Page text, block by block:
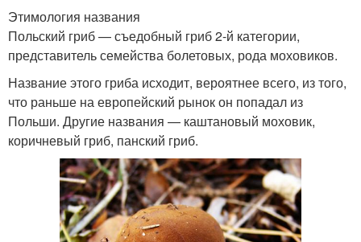
Этимология названия
Польский гриб — съедобный гриб 2-й категории,
представитель семейства болетовых, рода моховиков.
Название этого гриба исходит, вероятнее всего, из того,
что раньше на европейский рынок он попадал из
Польши. Другие названия — каштановый моховик,
коричневый гриб, панский гриб.